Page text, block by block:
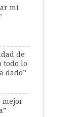
mi
de
todo lo
dado”
mejor